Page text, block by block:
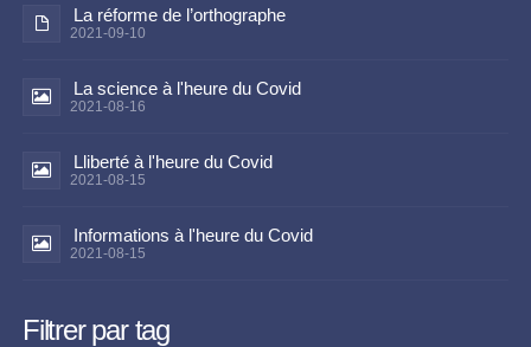
La réforme de l’orthographe
2021-09-10
La science à l'heure du Covid
2021-08-16
Lliberté à l'heure du Covid
2021-08-15
Informations à l'heure du Covid
2021-08-15
Filtrer par tag